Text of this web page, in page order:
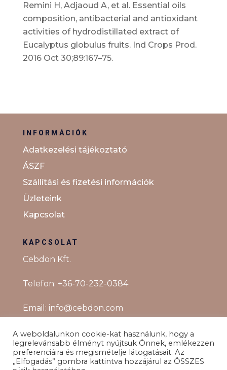
Remini H, Adjaoud A, et al. Essential oils
composition, antibacterial and antioxidant
activities of hydrodistillated extract of
Eucalyptus globulus fruits. Ind Crops Prod.
2016 Oct 30;89:167–75.
INFORMÁCIÓK
Adatkezelési tájékoztató
ÁSZF
Szállítási és fizetési információk
Üzleteink
Kapcsolat
KAPCSOLAT
Cebdon Kft.
Telefon: +36-70-232-0384
Email: info@cebdon.com
A weboldalunkon cookie-kat használunk, hogy a
legrelevánsabb élményt nyújtsuk Önnek, emlékezzen
preferenciáira és megismételje látogatásait. Az
„Elfogadás” gombra kattintva hozzájárul az ÖSSZES